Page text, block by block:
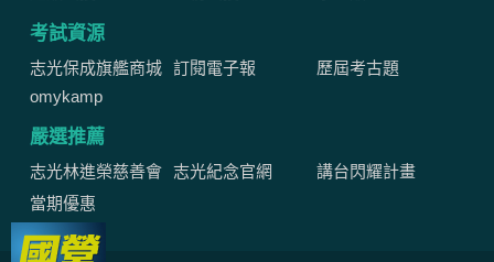
考試資源
志光保成旗艦商城 訂閱電子報
歷屆考古題
omykamp
嚴選推薦
志光林進榮慈善會 志光紀念官網
講台閃耀計畫
當期優惠